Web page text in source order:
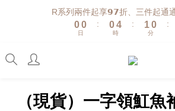
R系列兩件起享𝟵𝟳折、三件起通
1
0
1
0
日
:
1
0
5
4
3
時
:
2
1
0
1
0
分
:
（現貨）一字領魟魚